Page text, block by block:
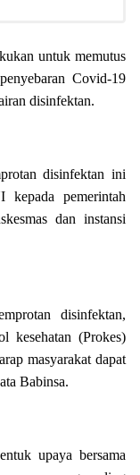
untuk memutus
Covid-19
disinfektan.
disinfektan ini
kepada pemerintah
dan instansi
disinfektan,
kesehatan (Prokes)
masyarakat dapat
Babinsa.
upaya bersama